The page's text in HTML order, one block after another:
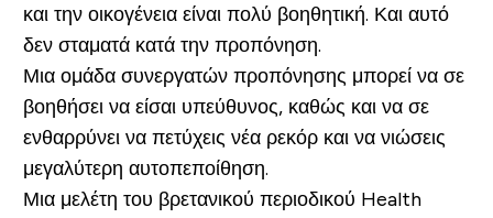
και την οικογένεια είναι πολύ βοηθητική. Και αυτό
δεν σταματά κατά την προπόνηση.
Μια ομάδα συνεργατών προπόνησης μπορεί να σε
βοηθήσει να είσαι υπεύθυνος, καθώς και να σε
ενθαρρύνει να πετύχεις νέα ρεκόρ και να νιώσεις
μεγαλύτερη αυτοπεποίθηση.
Μια μελέτη του βρετανικού περιοδικού Health